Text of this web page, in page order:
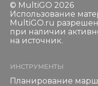
© MultiGO 2026
Использование
MultiGO.ru
при наличии
на источник.
ИНСТРУМЕНТЫ
Планирование